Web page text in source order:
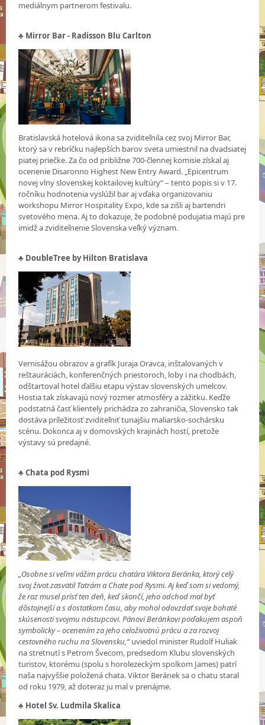
mediálnym partnerom festivalu.
♣ Mirror Bar - Radisson Blu Carlton
Bratislavská hotelová ikona sa zviditeľnila cez svoj Mirror Bar,
ktorý sa v rebríčku najlepších barov sveta umiestnil na dvadsiatej
piatej priečke. Za čo od približne 700-člennej komisie získal aj
ocenenie Disaronno Highest New Entry Award. „Epicentrum
novej vlny slovenskej koktailovej kultúry“ – tento popis si v 17.
ročníku hodnotenia vyslúžil bar aj vďaka organizovaniu
workshopu Mirror Hospitality Expo, kde sa zišli aj bartendri
svetového mena. Aj to dokazuje, že podobné podujatia majú pre
imidž a zviditeľnenie Slovenska veľký význam.
♣ DoubleTree by Hilton Bratislava
Vernisážou obrazov a grafík Juraja Oravca, inštalovaných v
reštauráciách, konferenčných priestoroch, loby i na chodbách,
odštartoval hotel ďalšiu etapu výstav slovenských umelcov.
Hostia tak získavajú nový rozmer atmosféry a zážitku. Keďže
podstatná časť klientely prichádza zo zahraničia, Slovensko tak
dostáva príležitosť zviditeľniť tunajšiu maliarsko-sochársku
scénu. Dokonca aj v domovských krajinách hostí, pretože
výstavy sú predajné.
♣ Chata pod Rysmi
„Osobne si veľmi vážim prácu chatára Viktora Beránka, ktorý celý
svoj život zasvätil Tatrám a Chate pod Rysmi. Aj keď som si vedomý,
že raz musel prísť ten deň, keď skončí, jeho odchod mal byť
dôstojnejší a s dostatkom času, aby mohol odovzdať svoje bohaté
skúsenosti svojmu nástupcovi. Pánovi Beránkovi poďakujem aspoň
symbolicky – ocenením za jeho celoživotnú prácu a za rozvoj
cestovného ruchu na Slovensku,“uviedol minister Rudolf Huliak
na stretnutí s Petrom Švecom, predsedom Klubu slovenských
turistov, ktorému (spolu s horolezeckým spolkom James) patrí
naša najvyššie položená chata. Viktor Beránek sa o chatu staral
od roku 1979, až doteraz ju mal v prenájme.
♣ Hotel Sv. Ludmila Skalica